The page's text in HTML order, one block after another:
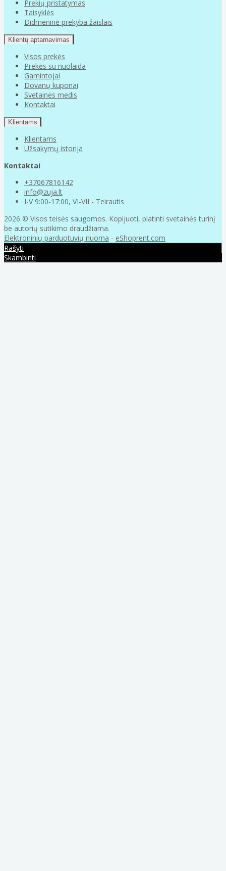
Prekių pristatymas
Taisyklės
Didmeninė prekyba žaislais
Klientų aptarnavimas
Visos prekės
Prekės su nuolaida
Gamintojai
Dovanų kuponai
Svetainės medis
Kontaktai
Klientams
Klientams
Užsakymų istorija
Kontaktai
+37067816142
info@zuja.lt
I-V 9:00-17:00, VI-VII - Teirautis
2026 © Visos teisės saugomos. Kopijuoti, platinti svetainės turinį
be autorių sutikimo draudžiama.
Elektroninių parduotuvių nuoma - eShoprent.com
Rašyti
Skambinti